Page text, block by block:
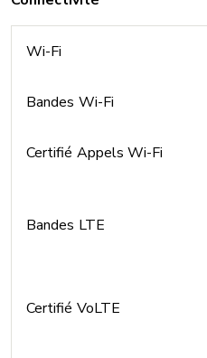
Wi-Fi
Bandes Wi-Fi
Certifié Appels Wi-Fi
Bandes LTE
Certifié VoLTE